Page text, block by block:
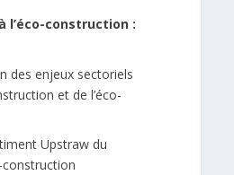
l’éco-construction :
des enjeux sectoriels
et de l’éco-
Upstraw du
construction